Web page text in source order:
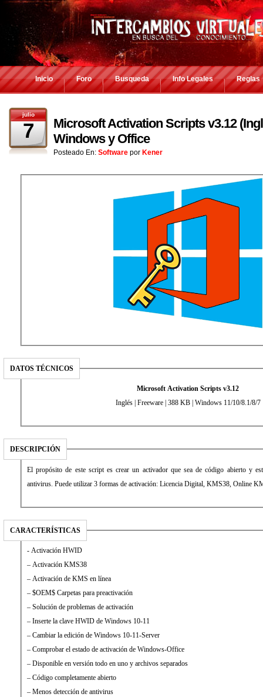
Inicio Foro Busqueda Info Legales Reglas
julio
7
Microsoft Activation Scripts v3.12
Windows y Office
Posteado En: Software por Kener
DATOS TÉCNICOS
Microsoft Activation Scripts v3.12
Inglés | Freeware | 388 KB | Windows 11/10/8.1/8/7
DESCRIPCIÓN
El propósito de este script es crear un activador que sea de código abierto y
antivirus. Puede utilizar 3 formas de activación: Licencia Digital, KMS38, Online
CARACTERÍSTICAS
- Activación HWID
– Activación KMS38
– Activación de KMS en línea
– $OEM$ Carpetas para preactivación
– Solución de problemas de activación
– Inserte la clave HWID de Windows 10-11
– Cambiar la edición de Windows 10-11-Server
– Comprobar el estado de activación de Windows-Office
– Disponible en versión todo en uno y archivos separados
– Código completamente abierto
– Menos detección de antivirus